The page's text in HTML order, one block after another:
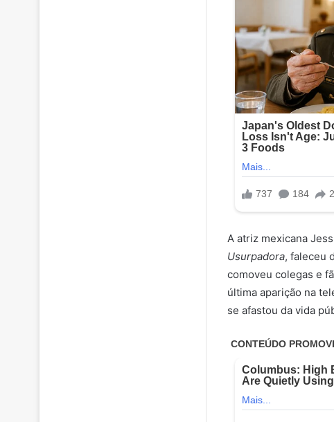
A atriz mexicana
Usurpadora, faleceu
comoveu colegas e
última aparição na
se afastou da vida